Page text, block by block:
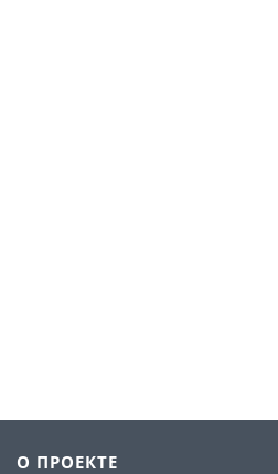
О ПРОЕКТЕ